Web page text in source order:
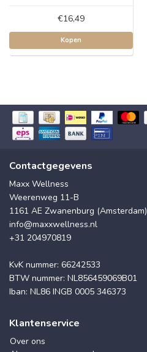
€16,49
Kopen
Contactgegevens
Maxx Wellness
Weerenweg 11-B
1161 AE Zwanenburg (Amsterdam)
info@maxxwellness.nl
+31 204970819
KvK nummer: 66242533
BTW nummer: NL856459069B01
Iban: NL86 INGB 0005 346373
Klantenservice
Over ons